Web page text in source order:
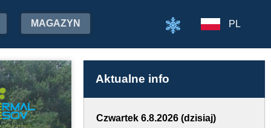
MAGAZYN PL
Aktualne info
Czwartek 6.8.2026 (dzisiaj)